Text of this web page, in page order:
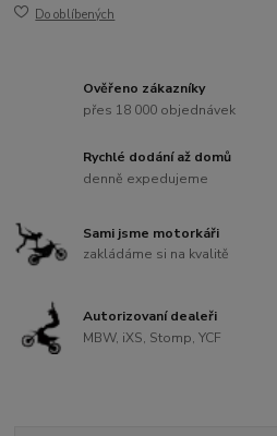
Do oblíbených
Ověřeno zákazníky
přes 18 000 objednávek
Rychlé dodání až domů
denně expedujeme
Sami jsme motorkáři
zakládáme si na kvalitě
Autorizovaní dealeři
MBW, iXS, Stomp, YCF